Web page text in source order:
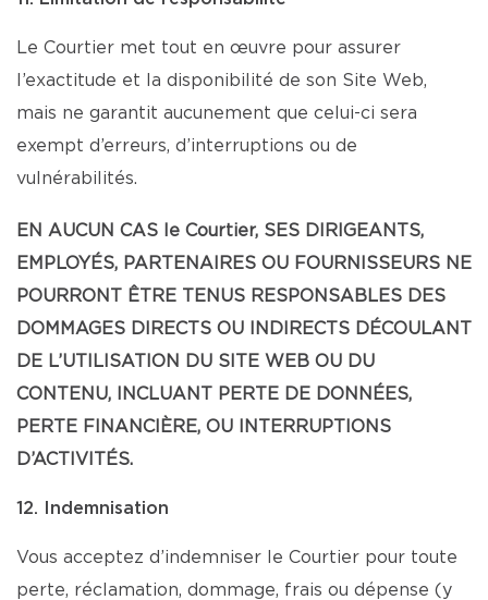
Le Courtier met tout en œuvre pour assurer
l’exactitude et la disponibilité de son Site Web,
mais ne garantit aucunement que celui-ci sera
exempt d’erreurs, d’interruptions ou de
vulnérabilités.
EN AUCUN CAS le Courtier, SES DIRIGEANTS,
EMPLOYÉS, PARTENAIRES OU FOURNISSEURS NE
POURRONT ÊTRE TENUS RESPONSABLES DES
DOMMAGES DIRECTS OU INDIRECTS DÉCOULANT
DE L’UTILISATION DU SITE WEB OU DU
CONTENU, INCLUANT PERTE DE DONNÉES,
PERTE FINANCIÈRE, OU INTERRUPTIONS
D’ACTIVITÉS.
12. Indemnisation
Vous acceptez d’indemniser le Courtier pour toute
perte, réclamation, dommage, frais ou dépense (y